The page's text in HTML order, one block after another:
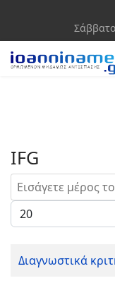
IFG
Εισάγετε μέρος
Εμφάνιση #
Διαγνωστικά